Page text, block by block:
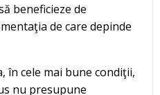
beneficieze de
de care depinde
în cele mai bune condiţii,
nu presupune